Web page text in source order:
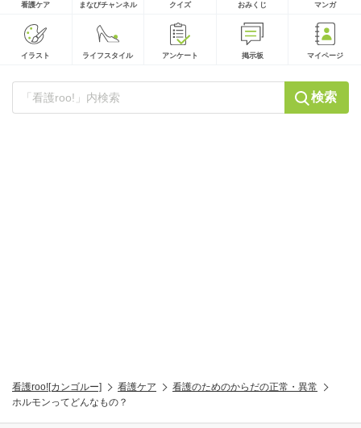
看護ケア まなびチャンネル クイズ おみくじ マンガ
イラスト ライフスタイル アンケート 掲示板 マイページ
検索
看護roo![カンゴルー] 看護ケア
看護のためのからだの正常・異常
ホルモンってどんなもの？